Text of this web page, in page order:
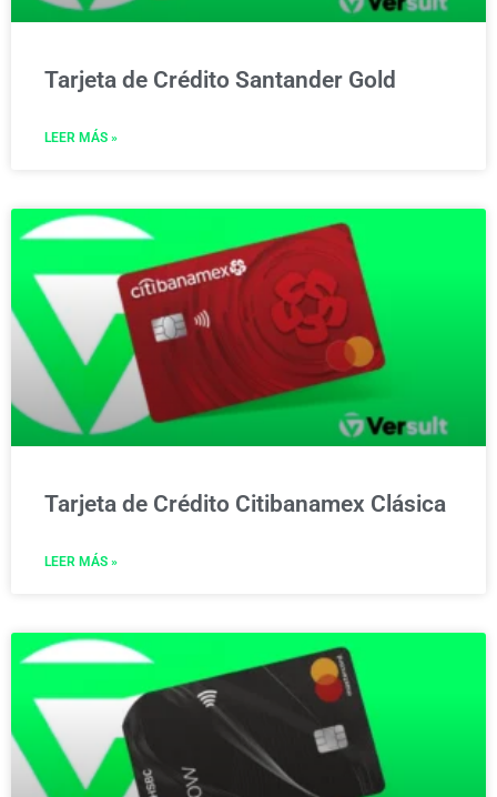
Tarjeta de Crédito Santander Gold
LEER MÁS »
Tarjeta de Crédito Citibanamex Clásica
LEER MÁS »